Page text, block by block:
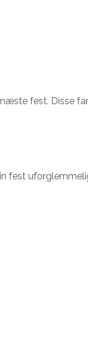
fest. Disse
fest